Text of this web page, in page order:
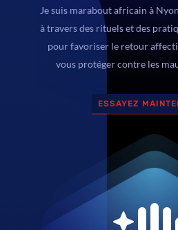
Je suis marabout africain à
à travers des rituels et des
pour favoriser le retour
vous protéger contre les
ESSAYEZ